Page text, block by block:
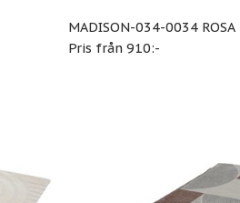
MADISON-034-0034 ROSA
Pris från 910:-